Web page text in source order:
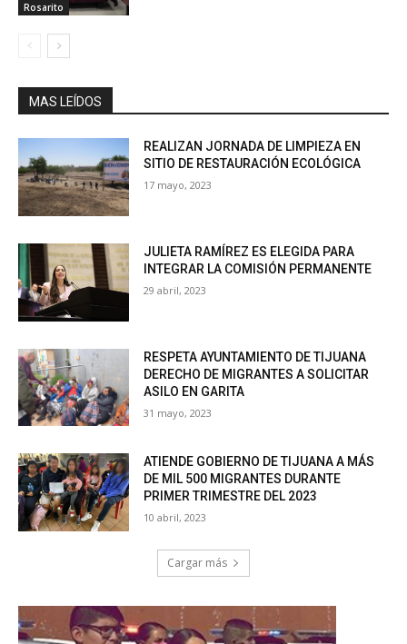
Rosarito
MAS LEÍDOS
REALIZAN JORNADA DE LIMPIEZA EN
SITIO DE RESTAURACIÓN ECOLÓGICA
17 mayo, 2023
JULIETA RAMÍREZ ES ELEGIDA PARA
INTEGRAR LA COMISIÓN PERMANENTE
29 abril, 2023
RESPETA AYUNTAMIENTO DE TIJUANA
DERECHO DE MIGRANTES A SOLICITAR
ASILO EN GARITA
31 mayo, 2023
ATIENDE GOBIERNO DE TIJUANA A MÁS
DE MIL 500 MIGRANTES DURANTE
PRIMER TRIMESTRE DEL 2023
10 abril, 2023
Cargar más